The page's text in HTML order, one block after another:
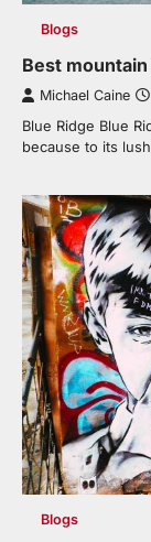
Blogs
Best
Michael Caine
Blue Ridge Blue
because to its
Blogs